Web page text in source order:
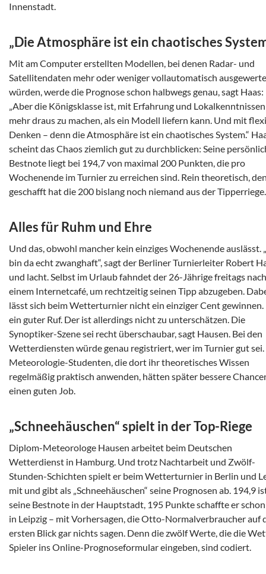
Innenstadt.
„Die Atmosphäre ist ein chaotisches
Mit am Computer erstellten Modellen, bei denen Radar- und
Satellitendaten mehr oder weniger vollautomatisch
würden, werde die Prognose schon halbwegs genau, sagt Haas:
„Aber die Königsklasse ist, mit Erfahrung und Lokalkenntnissen
mehr draus zu machen, als ein Modell liefern kann. Und mit
Denken – denn die Atmosphäre ist ein chaotisches System.“
scheint das Chaos ziemlich gut zu durchblicken: Seine
Bestnote liegt bei 194,7 von maximal 200 Punkten, die pro
Wochenende im Turnier zu erreichen sind. Rein theoretisch,
geschafft hat die 200 bislang noch niemand aus der Tipperriege.
Alles für Ruhm und Ehre
Und das, obwohl mancher kein einziges Wochenende auslässt.
bin da echt zwanghaft“, sagt der Berliner Turnierleiter Robert
und lacht. Selbst im Urlaub fahndet der 26-Jährige freitags nach
einem Internetcafé, um rechtzeitig seinen Tipp abzugeben.
lässt sich beim Wetterturnier nicht ein einziger Cent
ein guter Ruf. Der ist allerdings nicht zu unterschätzen. Die
Synoptiker-Szene sei recht überschaubar, sagt Hausen. Bei den
Wetterdiensten würde genau registriert, wer im Turnier gut sei.
Meteorologie-Studenten, die dort ihr theoretisches Wissen
regelmäßig praktisch anwenden, hätten später bessere
einen guten Job.
„Schneehäuschen“ spielt in der Top-Riege
Diplom-Meteorologe Hausen arbeitet beim Deutschen
Wetterdienst in Hamburg. Und trotz Nachtarbeit und Zwölf-
Stunden-Schichten spielt er beim Wetterturnier in Berlin und
mit und gibt als „Schneehäuschen“ seine Prognosen ab. 194,9
seine Bestnote in der Hauptstadt, 195 Punkte schaffte er
in Leipzig – mit Vorhersagen, die Otto-Normalverbraucher auf
ersten Blick gar nichts sagen. Denn die zwölf Werte, die die
Spieler ins Online-Prognoseformular eingeben, sind codiert.